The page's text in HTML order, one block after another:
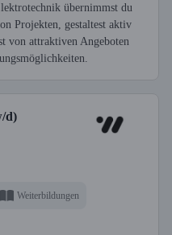
übernimmst du
Projekten, gestaltest aktiv
von attraktiven Angeboten
d)
Weiterbildungen